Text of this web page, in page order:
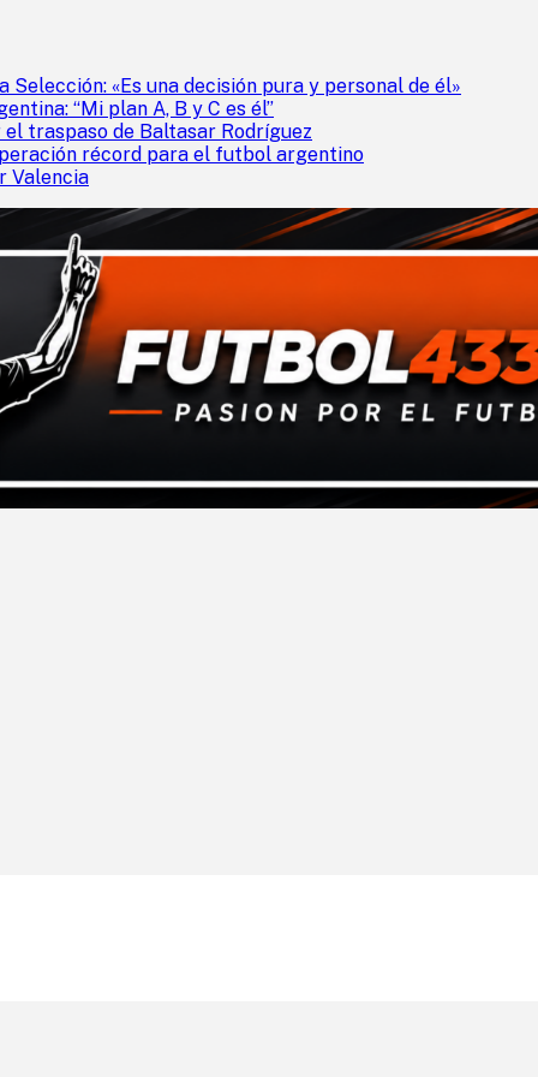
«Es una decisión pura y personal de él»
“Mi plan A, B y C es él”
traspaso de Baltasar Rodríguez
récord para el futbol argentino
Valencia